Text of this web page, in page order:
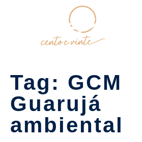
Tag: GCM
Guarujá
ambiental